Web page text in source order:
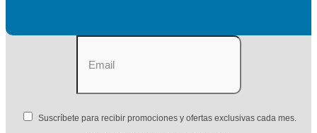
Suscríbete para recibir promociones y ofertas exclusivas cada mes.